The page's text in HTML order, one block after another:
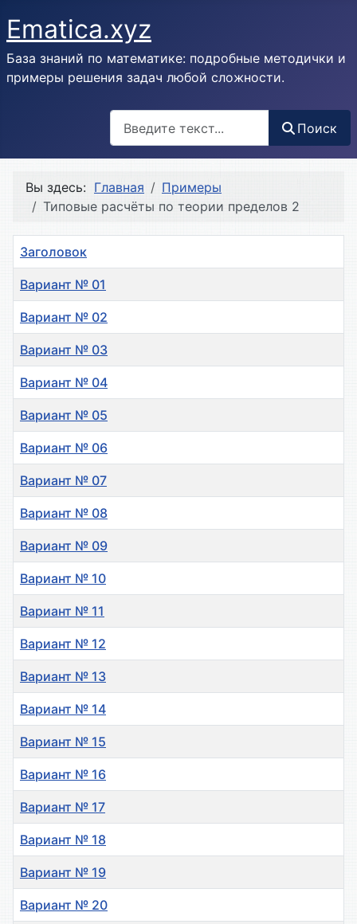
Ematica.xyz
База знаний по математике: подробные методички и
примеры решения задач любой сложности.
Поиск
Вы здесь: Главная
Примеры
Типовые расчёты по теории пределов 2
Заголовок
Вариант № 01
Вариант № 02
Вариант № 03
Вариант № 04
Вариант № 05
Вариант № 06
Вариант № 07
Вариант № 08
Вариант № 09
Вариант № 10
Вариант № 11
Вариант № 12
Вариант № 13
Вариант № 14
Вариант № 15
Вариант № 16
Вариант № 17
Вариант № 18
Вариант № 19
Вариант № 20